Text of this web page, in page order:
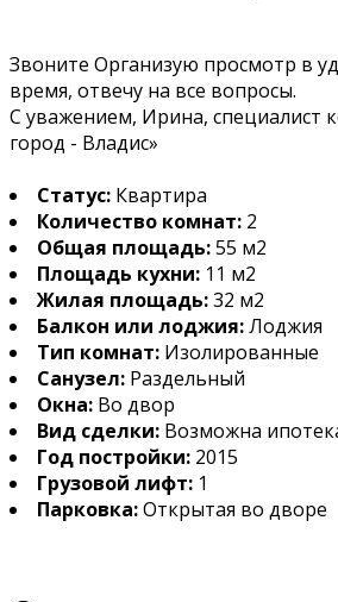
Звоните Организую просмотр в
время, отвечу на все вопросы.
С уважением, Ирина, специалист
город - Владис»
Статус: Квартира
Количество комнат: 2
Общая площадь:55 м2
Площадь кухни: 11 м2
Жилая площадь:32 м2
Балкон или лоджия:Лоджия
Тип комнат: Изолированные
Санузел: Раздельный
Окна: Во двор
Вид сделки: Возможна
Год постройки: 2015
Грузовой лифт: 1
Парковка:Открытая во дворе